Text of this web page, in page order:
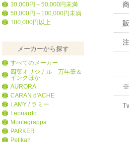
30,000円～50,000円未満
50,000円～100,000円未満
100,000円以上
メーカーから探す
すべてのメーカー
四葉オリジナル 万年筆＆
インクほか
AURORA
CARAN d'ACHE
LAMY / ラミー
Leonardo
Montegrappa
PARKER
Pelikan
※